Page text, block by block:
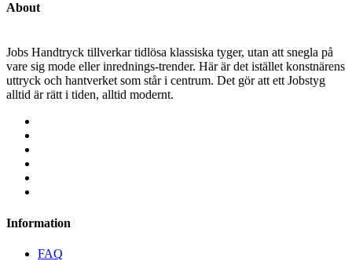
About
Jobs Handtryck tillverkar tidlösa klassiska tyger, utan att snegla på
vare sig mode eller inrednings-trender. Här är det istället konstnärens
uttryck och hantverket som står i centrum. Det gör att ett Jobstyg
alltid är rätt i tiden, alltid modernt.
Information
FAQ